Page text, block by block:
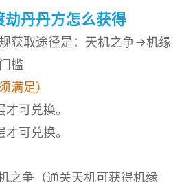
丹丹方怎么获得
获取途径是：天机之争→机缘
槛
满足）
可兑换。
可兑换。
争（通关天机可获得机缘